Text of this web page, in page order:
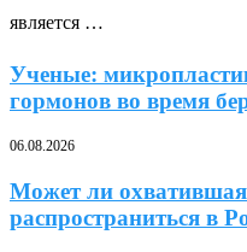
является …
Ученые:
гормонов во время
06.08.2026
Может ли
распространиться в